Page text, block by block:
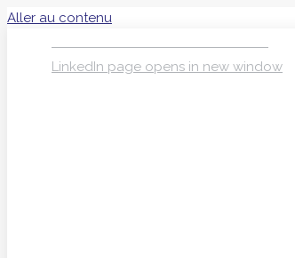
Aller au contenu
LinkedIn page opens in new window